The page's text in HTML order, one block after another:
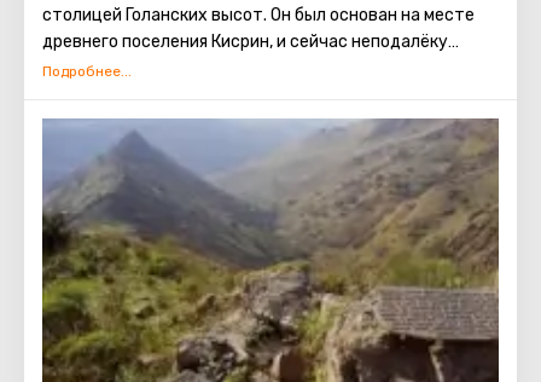
столицей Голанских высот. Он был основан на месте
древнего поселения Кисрин, и сейчас неподалёку
существует одноимённый археологический парк. В нём
существования еврейского города. Потрясающий вид
Голанских высот можно наблюдать с нескольких
смотровых площадок Кацрина. Так же Кацрин славится
производством известных в Израиле и за его
пределами голанских вин, которые изготавливают на
местном заводе.